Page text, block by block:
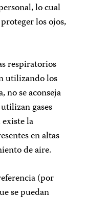
lo cual
los ojos,
respiratorios
utilizando los
no se aconseja
gases
la
en altas
de aire.
(por
se puedan